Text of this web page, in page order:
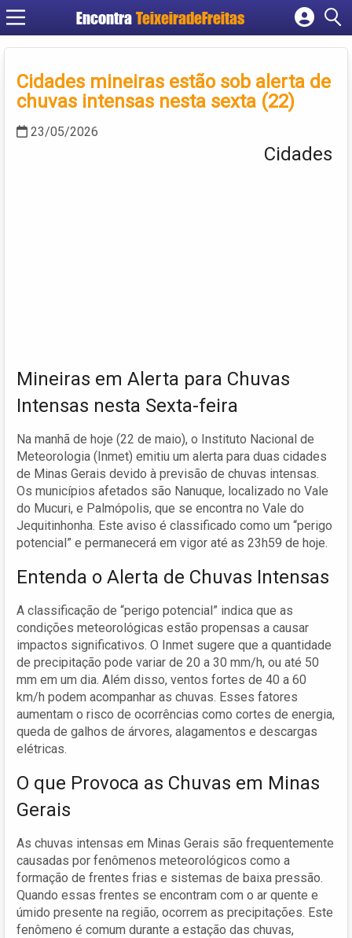
Encontra TeixeiradeFreitas
Cadastrar empresa
Criar conta
Cidades mineiras estão sob alerta de
chuvas intensas nesta sexta (22)
23/05/2026
Cidades
Mineiras em Alerta para Chuvas
Intensas nesta Sexta-feira
Na manhã de hoje (22 de maio), o Instituto Nacional de
Meteorologia (Inmet) emitiu um alerta para duas cidades
de Minas Gerais devido à previsão de chuvas intensas.
Os municípios afetados são Nanuque, localizado no Vale
do Mucuri, e Palmópolis, que se encontra no Vale do
Jequitinhonha. Este aviso é classificado como um “perigo
potencial” e permanecerá em vigor até as 23h59 de hoje.
Entenda o Alerta de Chuvas Intensas
A classificação de “perigo potencial” indica que as
condições meteorológicas estão propensas a causar
impactos significativos. O Inmet sugere que a quantidade
de precipitação pode variar de 20 a 30 mm/h, ou até 50
mm em um dia. Além disso, ventos fortes de 40 a 60
km/h podem acompanhar as chuvas. Esses fatores
aumentam o risco de ocorrências como cortes de energia,
queda de galhos de árvores, alagamentos e descargas
elétricas.
O que Provoca as Chuvas em Minas
Gerais
As chuvas intensas em Minas Gerais são frequentemente
causadas por fenômenos meteorológicos como a
formação de frentes frias e sistemas de baixa pressão.
Quando essas frentes se encontram com o ar quente e
úmido presente na região, ocorrem as precipitações. Este
fenômeno é comum durante a estação das chuvas,